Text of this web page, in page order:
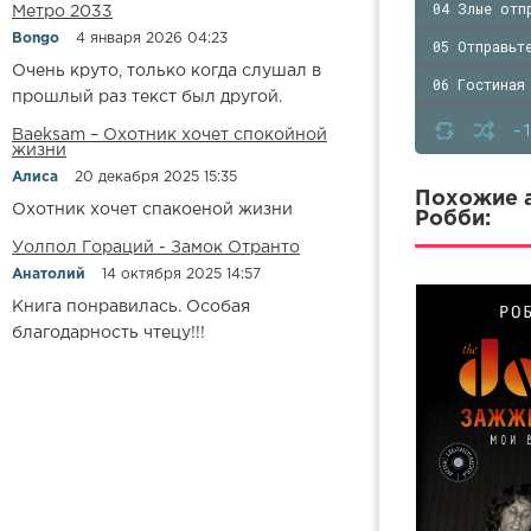
Метро 2033
Bongo 4 января 2026 04:23
Очень круто, только когда слушал в
прошлый раз текст был другой.
Baeksam – Охотник хочет спокойной
жизни
Алиса 20 декабря 2025 15:35
Охотник хочет спакоеной жизни
Уолпол Гораций - Замок Отранто
Анатолий 14 октября 2025 14:57
Книга понравилась. Особая
благодарность чтецу!!!
-
04 Злые
05
06 Гостиная
07 Бунт во
08
09 Три
12 В
13 Ронни
14 В
15 Восемь
16 Боль -
17
Похожие
Робби: